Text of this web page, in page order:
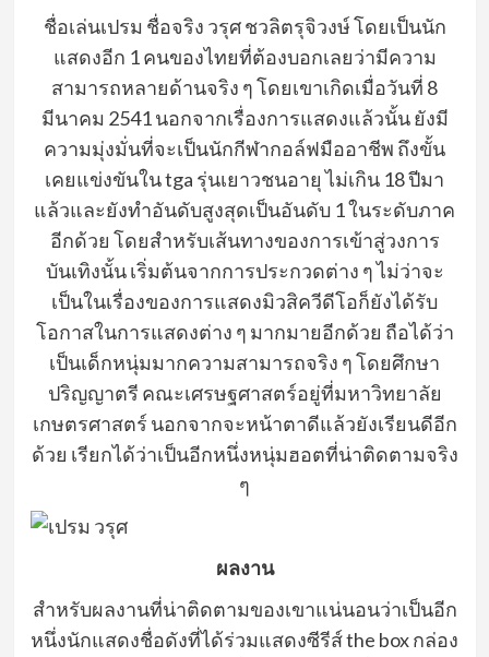
ชื่อเล่นเปรม ชื่อจริง วรุศ ชวลิตรุจิวงษ์ โดยเป็นนัก
แสดงอีก 1 คนของไทยที่ต้องบอกเลยว่ามีความ
สามารถหลายด้านจริง ๆ โดยเขาเกิดเมื่อวันที่ 8
มีนาคม 2541 นอกจากเรื่องการแสดงแล้วนั้น ยังมี
ความมุ่งมั่นที่จะเป็นนักกีฬากอล์ฟมืออาชีพ ถึงขั้น
เคยแข่งขันใน tga รุ่นเยาวชนอายุ ไม่เกิน 18 ปีมา
แล้วและยังทำอันดับสูงสุดเป็นอันดับ 1 ในระดับภาค
อีกด้วย โดยสำหรับเส้นทางของการเข้าสู่วงการ
บันเทิงนั้น เริ่มต้นจากการประกวดต่าง ๆ ไม่ว่าจะ
เป็นในเรื่องของการแสดงมิวสิควีดีโอก็ยังได้รับ
โอกาสในการแสดงต่าง ๆ มากมายอีกด้วย ถือได้ว่า
เป็นเด็กหนุ่มมากความสามารถจริง ๆ โดยศึกษา
ปริญญาตรี คณะเศรษฐศาสตร์อยู่ที่มหาวิทยาลัย
เกษตรศาสตร์ นอกจากจะหน้าตาดีแล้วยังเรียนดีอีก
ด้วย เรียกได้ว่าเป็นอีกหนึ่งหนุ่มฮอตที่น่าติดตามจริง
ๆ
ผลงาน
สำหรับผลงานที่น่าติดตามของเขาแน่นอนว่าเป็นอีก
หนึ่งนักแสดงชื่อดังที่ได้ร่วมแสดงซีรีส์ the box กล่อง